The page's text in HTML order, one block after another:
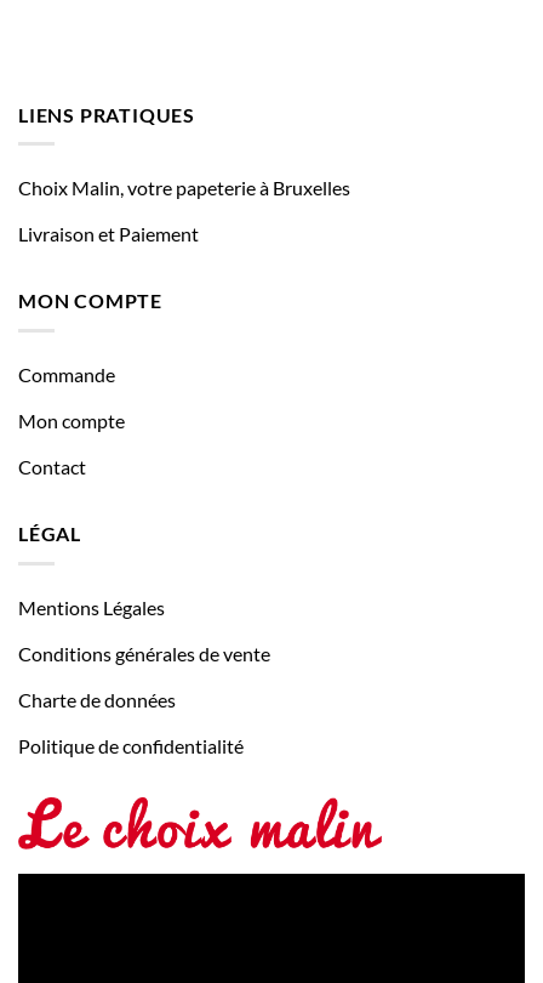
LIENS PRATIQUES
Choix Malin, votre papeterie à Bruxelles
Livraison et Paiement
MON COMPTE
Commande
Mon compte
Contact
LÉGAL
Mentions Légales
Conditions générales de vente
Charte de données
Politique de confidentialité